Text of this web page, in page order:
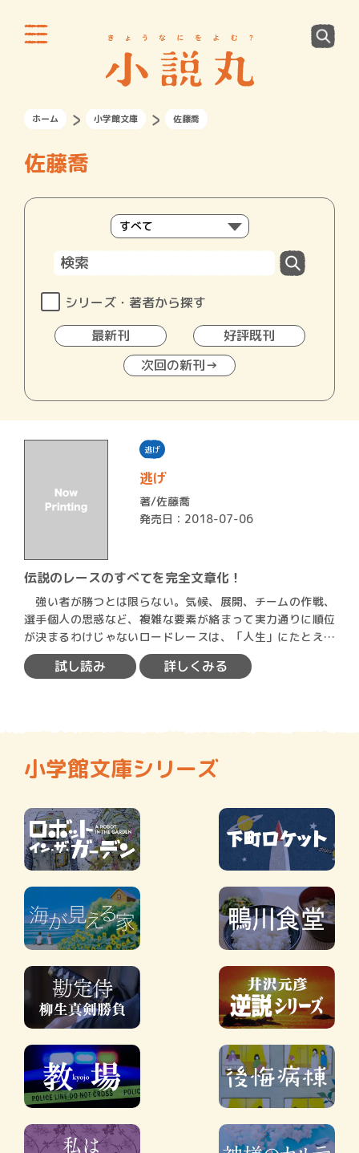
ホーム 小学館文庫 佐藤喬
佐藤喬
シリーズ・著者から探す
最新刊
好評既刊
次回の新刊→
逃げ
逃げ
著/佐藤喬
発売日：2018-07-06
伝説のレースのすべてを完全文章化！
強い者が勝つとは限らない。気候、展開、チームの作戦、
選手個人の思惑など、複雑な要素が絡まって実力通りに順位
が決まるわけじゃないロードレースは、「人生」にたとえら
れること…
試し読み 詳しくみる
小学館文庫シリーズ